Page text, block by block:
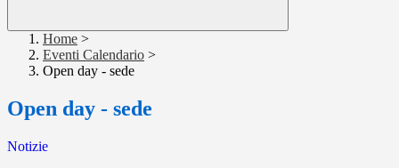
Home >
Eventi Calendario >
Open day - sede
Open day - sede
Notizie